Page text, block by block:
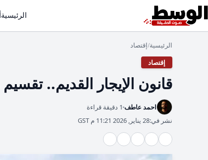
الرئيسية
الرئيسية/إقتصاد
إقتصاد
قانون الإيجار القديم..
احمد عاطف 1 دقيقة قراءة
نشر في:28 يناير, 2026 11:21 م GST